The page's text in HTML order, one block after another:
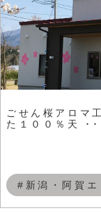
ごせん桜アロマ
た１００％天 ･･
#新潟・阿賀エ